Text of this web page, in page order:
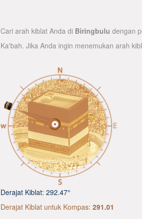
Cari arah kiblat Anda di Biringbulu dengan
Ka'bah. Jika Anda ingin menemukan arah
Derajat Kiblat: 292.47°
Derajat Kiblat untuk Kompas: 291.01